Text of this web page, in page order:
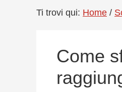
Ti trovi qui: Home /
Come